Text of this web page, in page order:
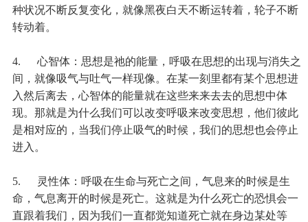
种状况不断反复变化，就像黑夜白天不断运转着，轮子不断
转动着。
4. 心智体：思想是祂的能量，呼吸在思想的出现与消失之
间，就像吸气与吐气一样现像。在某一刻里都有某个思想进
入然后离去，心智体的能量就在这些来来去去的思想中体
现。那就是为什么我们可以改变呼吸来改变思想，他们彼此
是相对应的，当我们停止吸气的时候，我们的思想也会停止
进入。
5. 灵性体：呼吸在生命与死亡之间，气息来的时候是生
命，气息离开的时候是死亡。这就是为什么死亡的恐惧会一
直跟着我们，因为我们一直都觉知道死亡就在身边某处等